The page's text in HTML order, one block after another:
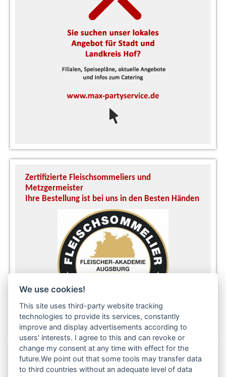
We use cookies!
This site uses third-party website tracking
technologies to provide its services, constantly
improve and display advertisements according to
users' interests. I agree to this and can revoke or
change my consent at any time with effect for the
future.We point out that some tools may transfer data
to third countries without an adequate level of data
Zertifizierte Fleischsommeliers und
Metzgermeister
Ihre Bestellung ist bei uns in den Besten Händen
Folgen Sie uns auch in den sozialen Netzwerken: